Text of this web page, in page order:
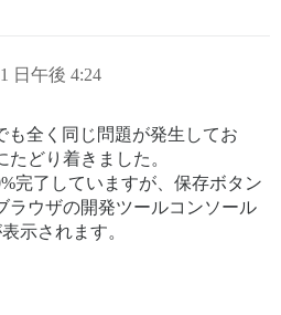
日午後 4:24
も全く同じ問題が発生してお
どり着きました。
完了していますが、保存ボタン
ラウザの開発ツールコンソール
示されます。